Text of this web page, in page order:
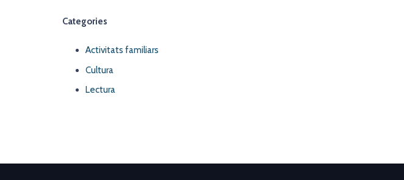
Categories
Activitats familiars
Cultura
Lectura